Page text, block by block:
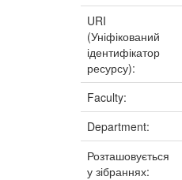
URI
(Уніфікований
ідентифікатор
ресурсу):
Faculty:
Department:
Розташовується
у зібраннях: